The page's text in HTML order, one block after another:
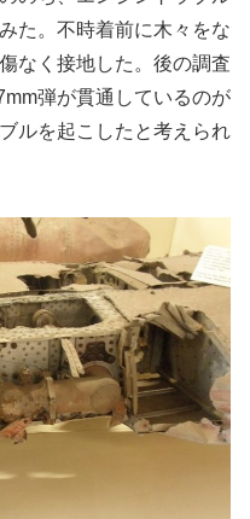
た。不時着前に木々をな
なく接地した。後の調査
弾が貫通しているのが
ルを起こしたと考えられ